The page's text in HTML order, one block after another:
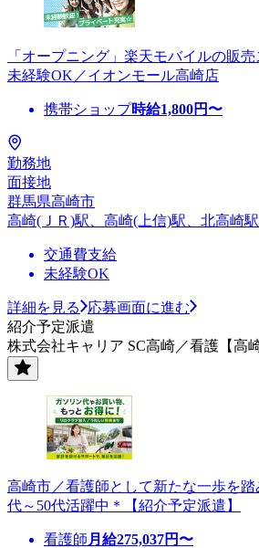
「オープニング」楽天モバイルの販
未経験OK／イオンモール高崎店
携帯ショップ時給1,800円〜
勤務地
面接地
群馬県高崎市
高崎(ＪＲ)駅、高崎(上信)駅、北高崎駅
交通費支給
未経験OK
詳細を見る
応募画面に進む
紹介予定派遣
株式会社キャリア SC高崎／看護【高崎
高崎市／看護師として新たな一歩を
代～50代活躍中＊【紹介予定派遣】
看護師 月給275,037円〜